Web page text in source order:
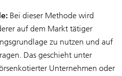
Bei dieser Methode wird
auf dem Markt tätiger
zu nutzen und auf
Das geschieht unter
Unternehmen oder